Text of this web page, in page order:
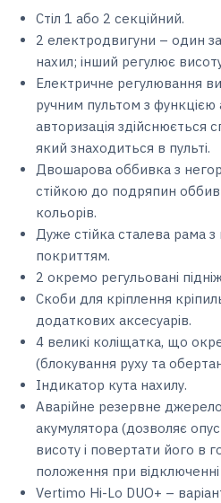
Стіл 1 або 2 секційний.
2 електродвигуни – один
нахил; інший регулює
Електричне регулювання
ручним пультом з функцією
авторизація здійснюється
який знаходиться в пульті.
Двошарова оббивка з
стійкою до подряпин
кольорів.
Дуже стійка сталева рама
покриттям.
2 окремо регульовані
Скоби для кріплення
додаткових аксесуарів.
4 великі коліщатка, що
(блокування руху та
Індикатор кута нахилу.
Аварійне резервне
акумулятора (дозволяє
висоту і повертати його в
положення при відключенні
Vertimo Hi-Lo DUO+ –